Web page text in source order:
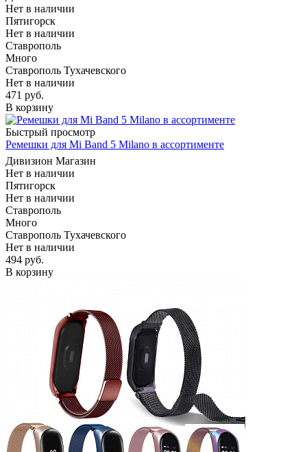
Нет в наличии
Пятигорск
Нет в наличии
Ставрополь
Много
Ставрополь Тухачевского
Нет в наличии
471 руб.
В корзину
Быстрый просмотр
Ремешки для Mi Band 5 Milano в ассортименте
Дивизион Магазин
Нет в наличии
Пятигорск
Нет в наличии
Ставрополь
Много
Ставрополь Тухачевского
Нет в наличии
494 руб.
В корзину